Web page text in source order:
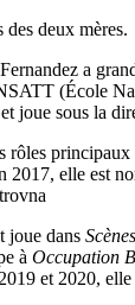
des deux mères.
a
(École
joue sous la
rôles principaux
2017, elle est
joue dans
à Occupation
et 2020,